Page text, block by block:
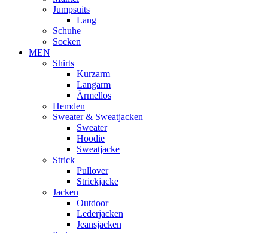
Jumpsuits
Lang
Schuhe
Socken
MEN
Shirts
Kurzarm
Langarm
Ärmellos
Hemden
Sweater & Sweatjacken
Sweater
Hoodie
Sweatjacke
Strick
Pullover
Strickjacke
Jacken
Outdoor
Lederjacken
Jeansjacken